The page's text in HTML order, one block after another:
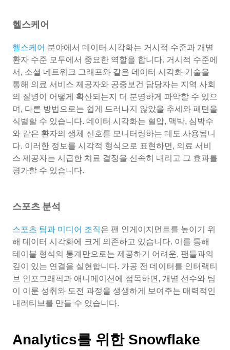
헬스케어
헬스케어 분야에서 데이터 시각화는 거시적 수준과 개별
환자 수준 모두에서 중요한 역할을 합니다. 거시적 수준에
서, 소셜 네트워크 그래프와 같은 데이터 시각화 기술을
통해 의료 서비스 제공자와 공중보건 담당자는 지역 사회
의 질병이 어떻게 확산되는지 더 분명하게 파악할 수 있으
며, 다른 방법으로는 쉽게 드러나지 않았을 추세와 패턴을
식별할 수 있습니다. 데이터 시각화는 혈압, 맥박, 심박수
와 같은 환자의 생체 신호를 모니터링하는 데도 사용됩니
다. 이러한 정보를 시각적 형식으로 표현하면, 의료 서비
스 제공자는 시급한 치료 결정을 신속히 내리고 그 효과를
평가할 수 있습니다.
스포츠 분석
스포츠 팀과 미디어 조직은 팬 인게이지먼트를 높이기 위
해 데이터 시각화에 크게 의존하고 있습니다. 이를 통해
테이블 형식의 통계만으로는 제공하기 어려운, 팬들과의
깊이 있는 연결을 실현합니다. 가공 전 데이터를 인터랙티
브 인포그래픽과 애니메이션에 접목하면, 개별 선수와 팀
이 이룬 성취와 도전 과정을 생생하게 보여주는 매력적인
내러티브를 만들 수 있습니다.
Analytics를 위한 Snowflake